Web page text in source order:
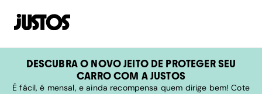
DESCUBRA O NOVO JEITO DE PROTEGER SEU
CARRO COM A JUSTOS
É fácil, é mensal, e ainda recompensa quem dirige bem! Cote